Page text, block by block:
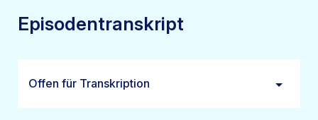
Episodentranskript
Offen für Transkription